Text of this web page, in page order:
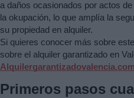
a daños ocasionados por actos
la okupación, lo que amplía la
su propiedad en alquiler.
Si quieres conocer más sobre
sobre el alquiler garantizado en
Alquilergarantizadovalencia.com
Primeros pasos